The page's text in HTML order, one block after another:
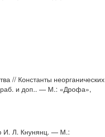
// Константы неорганических
и доп.. — М.: «Дрофа»,
И. Л. Кнунянц. — М.: